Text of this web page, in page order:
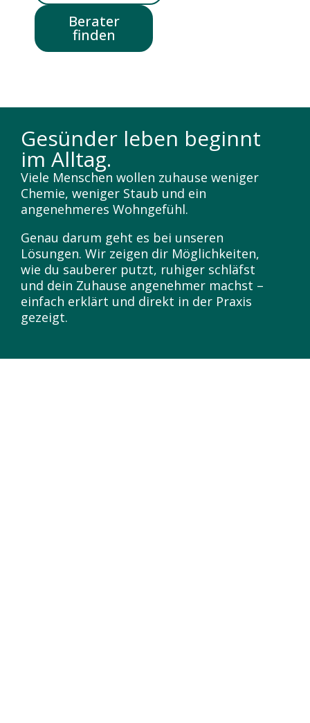
Berater
finden
Gesünder leben beginnt
im Alltag.
Viele Menschen wollen zuhause weniger
Chemie, weniger Staub und ein
angenehmeres Wohngefühl.
Genau darum geht es bei unseren
Lösungen. Wir zeigen dir Möglichkeiten,
wie du sauberer putzt, ruhiger schläfst
und dein Zuhause angenehmer machst –
einfach erklärt und direkt in der Praxis
gezeigt.